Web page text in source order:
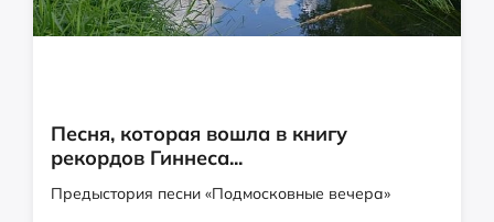
Песня, которая вошла в книгу
рекордов Гиннеса...
Предыстория песни «Подмосковные вечера»